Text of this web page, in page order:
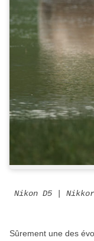
Nikon D5 |
Sûrement une des